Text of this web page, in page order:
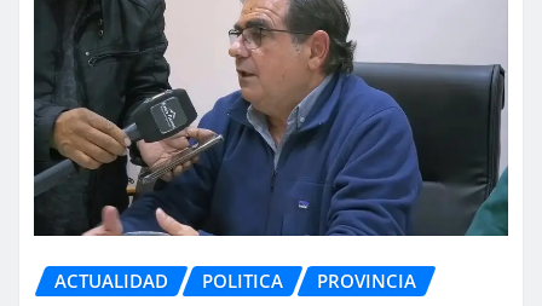
ACTUALIDAD POLITICA PROVINCIA